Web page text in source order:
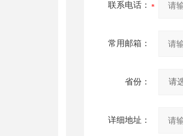
联系电话：
常用邮箱：
省份：
详细地址：